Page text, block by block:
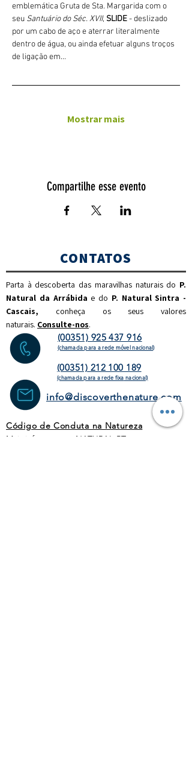
emblemática Gruta de Sta. Margarida com o
seu Santuário do Séc. XVII, SLIDE - deslizado
por um cabo de aço e aterrar literalmente
dentro de água, ou ainda efetuar alguns troços
de ligação em…
Mostrar mais
Compartilhe esse evento
CONTATOS
Parta à descoberta das maravilhas naturais do P.
Natural da Arrábida e do P. Natural Sintra -
Cascais, conheça os seus valores
naturais. Consulte-nos.
(00351) 925 437 916
(chamada para a rede móvel nacional)
(00351) 212 100 189
(chamada para a rede fixa nacional)
info@discoverthenature.com
Código de Conduta na Natureza
Mais informações: NATURAL .PT